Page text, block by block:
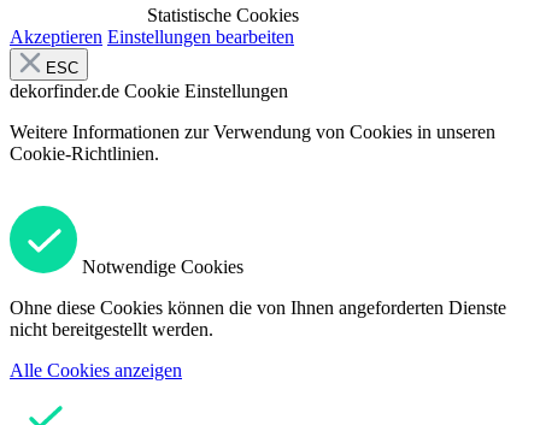
Statistische Cookies
Akzeptieren Einstellungen bearbeiten
ESC
dekorfinder.de Cookie Einstellungen
Weitere Informationen zur Verwendung von Cookies in unseren
Cookie-Richtlinien.
Notwendige Cookies
Ohne diese Cookies können die von Ihnen angeforderten Dienste
nicht bereitgestellt werden.
Alle Cookies anzeigen